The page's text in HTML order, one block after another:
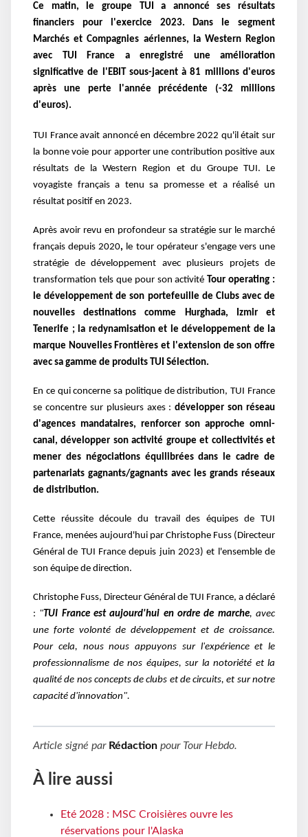
Ce matin, le groupe TUI a annoncé ses résultats
financiers pour l'exercice 2023. Dans le segment
Marchés et Compagnies aériennes, la Western Region
avec TUI France a enregistré une amélioration
significative de l'EBIT sous-jacent à 81 millions d'euros
après une perte l'annéeprécédente (-32 millions
d'euros).
TUI France avait annoncé en décembre 2022 qu'il était sur
la bonne voie pour apporter une contribution positive aux
résultats de la Western Region et du Groupe TUI. Le
voyagiste françaisa tenu sa promesse et a réalisé un
résultat positif en 2023.
Après avoir revu en profondeur sa stratégie sur le marché
français depuis 2020, le tour opérateur s'engage vers une
stratégie de développement avec plusieurs projets de
transformation tels que pour son activité Tour operating :
le développement de son portefeuille de Clubs avec de
nouvelles destinationscomme Hurghada, Izmir et
Tenerife ; la redynamisation et le développement de la
marque NouvellesFrontières et l'extension de son offre
avec sa gamme de produits TUI Sélection.
En ce qui concerne sa politique de distribution, TUI France
se concentre sur plusieurs axes :développer son réseau
d'agences mandataires, renforcer son approche omni-
canal, développer sonactivité groupe et collectivités et
mener des négociations équilibrées dans le cadre de
partenariats gagnants/gagnants avec les grands réseaux
de distribution.
Cette réussite découle du travail des équipes de TUI
France, menées aujourd'hui par Christophe Fuss (Directeur
Général de TUI France depuis juin 2023) et l'ensemble de
son équipe de direction.
Christophe Fuss, Directeur Général de TUI France, a déclaré
: "TUI France est aujourd'hui enordre de marche, avec
une forte volonté de développement et de croissance.
Pour cela, nous nous appuyons sur l'expérience et le
professionnalisme de nos équipes, sur la notoriété et la
qualité de nos concepts de clubs et de circuits, et sur notre
capacité d'innovation".
Article signé par Rédaction pour Tour Hebdo.
À lire aussi
Eté 2028 : MSC Croisières ouvre les
réservations pour l'Alaska